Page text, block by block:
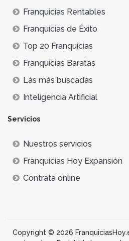
Franquicias Rentables
Franquicias de Éxito
Top 20 Franquicias
Franquicias Baratas
Lás más buscadas
Inteligencia Artificial
Servicios
Nuestros servicios
Franquicias Hoy Expansión
Contrata online
Copyright © 2026